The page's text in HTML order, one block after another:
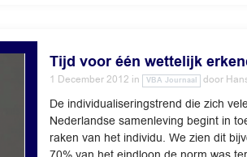
Tijd voor één wettelijk
1 December 2012 in VBA Journaal door
De individualiseringstrend die zich
Nederlandse samenleving begint in
raken van het individu. We zien dit